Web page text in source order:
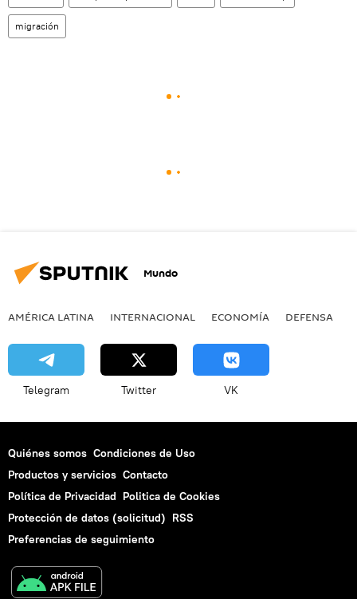
migración
Mundo
AMÉRICA LATINA INTERNACIONAL ECONOMÍA DEFENSA
Telegram Twitter VK
Quiénes somos Condiciones de Uso
Productos y servicios Contacto
Política de Privacidad Politica de Cookies
Protección de datos (solicitud) RSS
Preferencias de seguimiento